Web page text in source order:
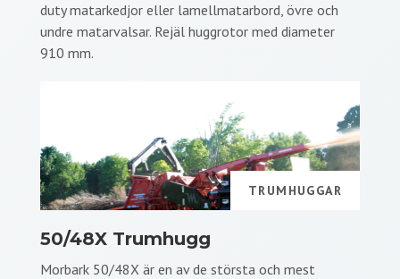
duty matarkedjor eller lamellmatarbord, övre och
undre matarvalsar. Rejäl huggrotor med diameter
910 mm.
TRUMHUGGAR
50/48X Trumhugg
Morbark 50/48X är en av de största och mest